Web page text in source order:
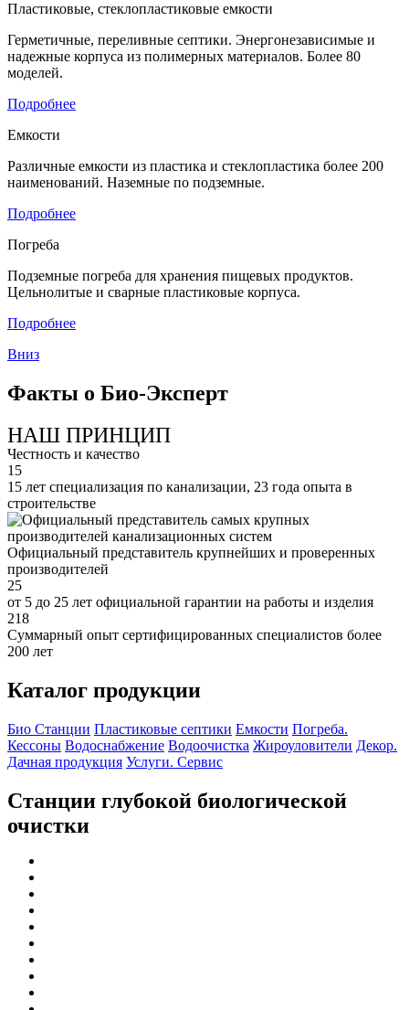
Пластиковые, стеклопластиковые емкости
Герметичные, переливные септики. Энергонезависимые и
надежные корпуса из полимерных материалов. Более 80
моделей.
Подробнее
Емкости
Различные емкости из пластика и стеклопластика более 200
наименований. Наземные по подземные.
Подробнее
Погреба
Подземные погреба для хранения пищевых продуктов.
Цельнолитые и сварные пластиковые корпуса.
Подробнее
Вниз
Факты о Био-Эксперт
НАШ ПРИНЦИП
Честность и качество
15
15 лет специализация по канализации, 23 года опыта в
строительстве
Официальный представитель крупнейших и проверенных
производителей
25
от 5 до 25 лет официальной гарантии на работы и изделия
218
Суммарный опыт сертифицированных специалистов более
200 лет
Каталог продукции
Био Станции Пластиковые септики Емкости Погреба.
Кессоны Водоснабжение Водоочистка Жироуловители Декор.
Дачная продукция Услуги. Сервис
Станции глубокой биологической
очистки